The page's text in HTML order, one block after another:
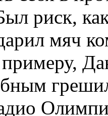
риск,
мяч